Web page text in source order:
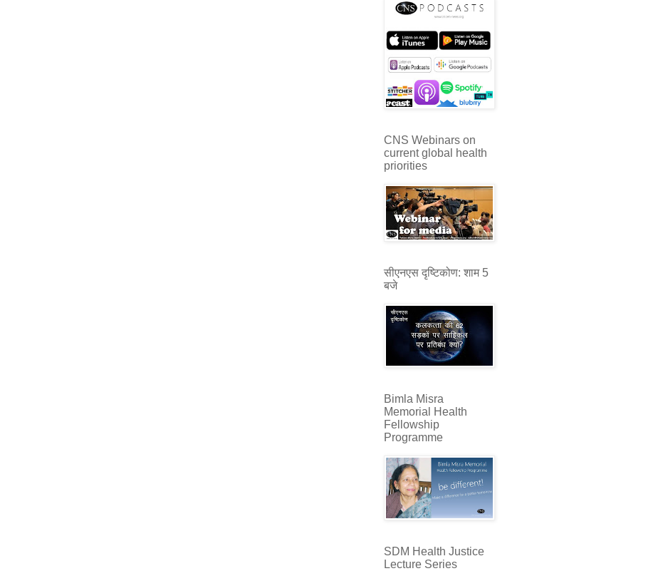
CNS Webinars on
current global health
priorities
सीएनएस दृष्टिकोण: शाम 5
बजे
Bimla Misra
Memorial Health
Fellowship
Programme
SDM Health Justice
Lecture Series